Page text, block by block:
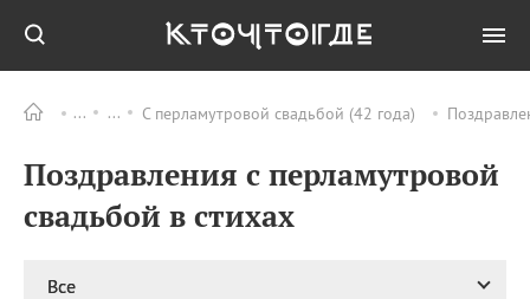
С перламутровой свадьбой (42 года)
Поздравления с перламутровой
свадьбой в стихах
Все
ПРАЗДНИКИ Все
06.08 Преображение
Господне у западных